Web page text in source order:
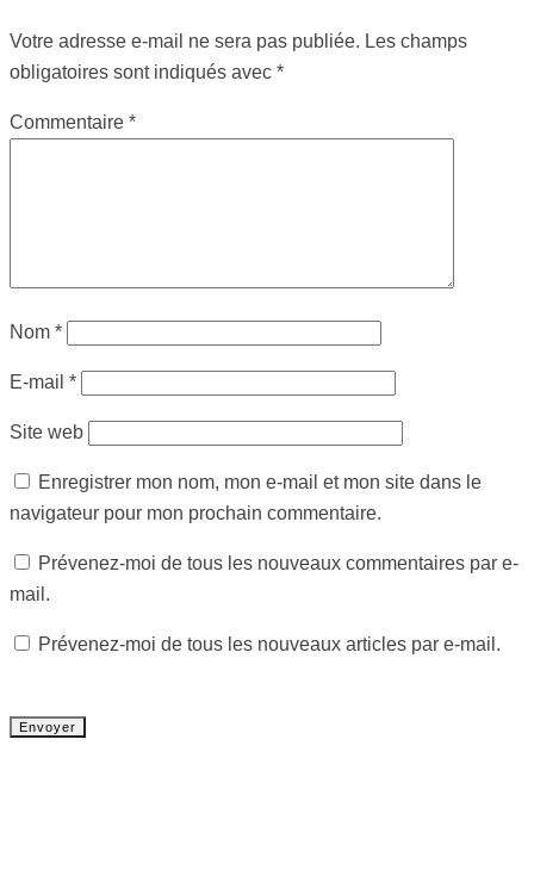
Votre adresse e-mail ne sera pas publiée. Les champs
obligatoires sont indiqués avec *
Commentaire *
Nom *
E-mail *
Site web
Enregistrer mon nom, mon e-mail et mon site dans le
navigateur pour mon prochain commentaire.
Prévenez-moi de tous les nouveaux commentaires par e-
mail.
Prévenez-moi de tous les nouveaux articles par e-mail.